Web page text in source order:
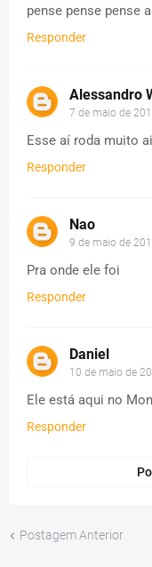
pense pense pense
Responder
Alessandro
7 de maio de
Esse aí roda muito
Responder
Nao
9 de maio de
Pra onde ele foi
Responder
Daniel
10 de maio de
Ele está aqui no
Responder
Postagem Anterior